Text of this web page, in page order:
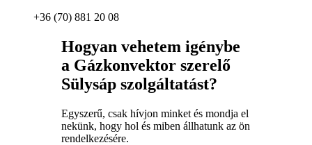
+36 (70) 881 20 08
Hogyan vehetem igénybe
a Gázkonvektor szerelő
Sülysáp szolgáltatást?
Egyszerű, csak hívjon minket és mondja el
nekünk, hogy hol és miben állhatunk az ön
rendelkezésére.